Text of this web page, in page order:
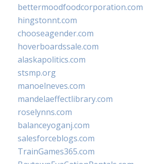
bettermoodfoodcorporation.com
hingstonnt.com
chooseagender.com
hoverboardssale.com
alaskapolitics.com
stsmp.org
manoelneves.com
mandelaeffectlibrary.com
roselynns.com
balanceyoganj.com
salesforceblogs.com
TrainGames365.com